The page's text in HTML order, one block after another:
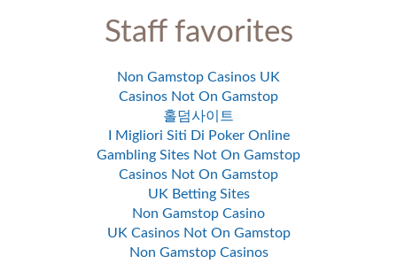
Staff favorites
Non Gamstop Casinos UK
Casinos Not On Gamstop
홀덤사이트
I Migliori Siti Di Poker Online
Gambling Sites Not On Gamstop
Casinos Not On Gamstop
UK Betting Sites
Non Gamstop Casino
UK Casinos Not On Gamstop
Non Gamstop Casinos